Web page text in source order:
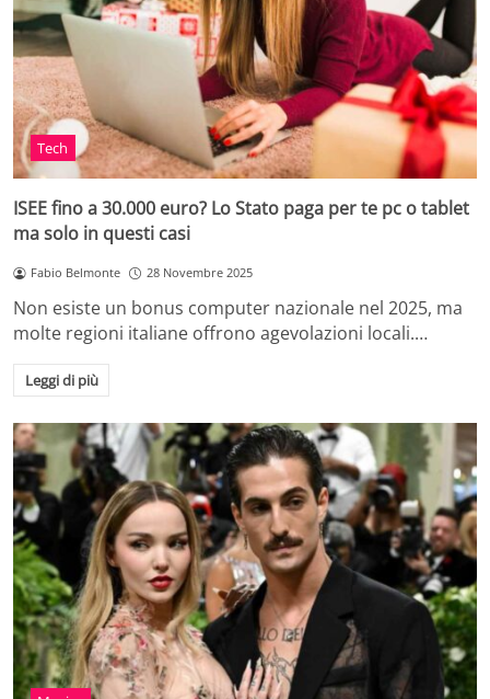
Tech
ISEE fino a 30.000 euro? Lo Stato paga per te pc o tablet
ma solo in questi casi
Fabio Belmonte 28 Novembre 2025
Non esiste un bonus computer nazionale nel 2025, ma
molte regioni italiane offrono agevolazioni locali.…
Leggi di più